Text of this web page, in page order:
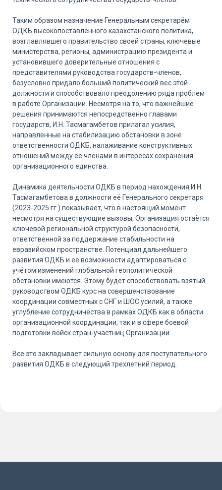
Таким образом назначение Генеральным секретарём
ОДКБ высокопоставленного казахстанского политика,
возглавлявшего правительство своей страны, ключевые
министерства, регионы, администрацию президента и
установившего доверительные отношения с
представителями руководства государств-членов,
безусловно придало больший политический вес этой
должности и способствовало преодолению ряда проблем
в работе Организации. Несмотря на то, что важнейшие
решения принимаются непосредственно главами
государств, И.Н. Тасмагамбетов прилагал усилия,
направленные на стабилизацию обстановки в зоне
ответственности ОДКБ, налаживание конструктивных
отношений между её членами в интересах сохранения
организационного единства.
Динамика деятельности ОДКБ в период нахождения И.Н.
Тасмагамбетова в должности её Генерального секретаря
(2023-2025 гг.) показывает, что в настоящий момент
несмотря на существующие вызовы, Организация остаётся
ключевой региональной структурой безопасности,
ответственной за поддержание стабильности на
евразийском пространстве. Потенциал дальнейшего
развития ОДКБ и её возможности адаптироваться с
учётом изменений глобальной геополитической
обстановки имеются. Этому будет способствовать взятый
руководством ОДКБ курс на совершенствование
координации совместных с СНГ и ШОС усилий, а также
углубление сотрудничества в рамках ОДКБ как в области
организационной координации, так и в сфере боевой
подготовки войск стран-участниц Организации.
Все это закладывает сильную основу для поступательного
развития ОДКБ в следующий трехлетний период.